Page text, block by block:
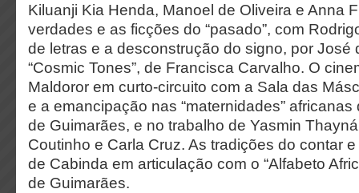
Kiluanji Kia Henda, Manoel de Oliveira e Anna
verdades e as ficções do “pasado”, com
de letras e a desconstrução do signo, por José
“Cosmic Tones”, de Francisca Carvalho. O
Maldoror em curto-circuito com a Sala das
e a emancipação nas “maternidades”
de Guimarães, e no trabalho de Yasmin
Coutinho e Carla Cruz. As tradições do contar
de Cabinda em articulação com o “Alfabeto
de Guimarães.